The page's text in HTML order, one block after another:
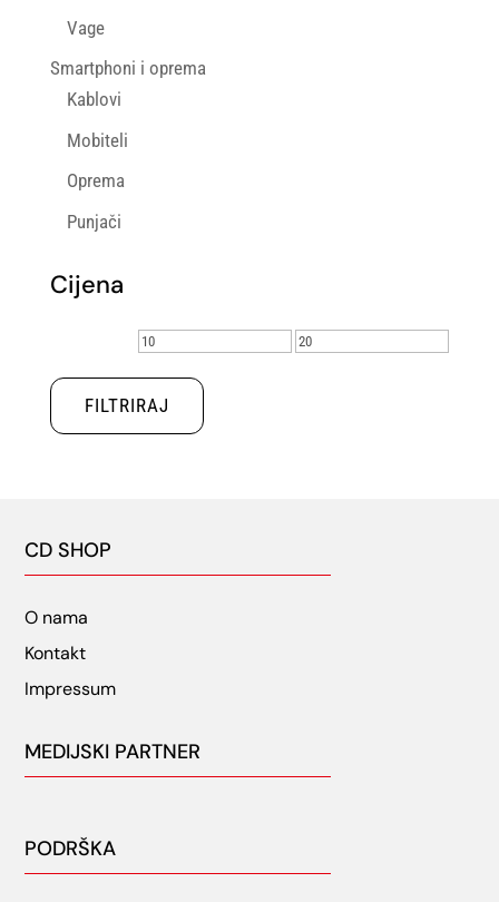
Vage
Smartphoni i oprema
Kablovi
Mobiteli
Oprema
Punjači
Cijena
Min
cijena
Maks
FILTRIRAJ
CD SHOP
O nama
Kontakt
Impressum
MEDIJSKI PARTNER
PODRŠKA